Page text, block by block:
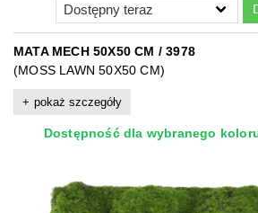
MATA MECH 50X50 CM / 3978
(MOSS LAWN 50X50 CM)
pokaż szczegóły
Dostępność dla wybranego